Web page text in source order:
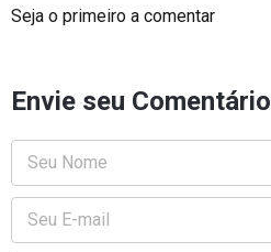
Seja o primeiro a comentar
Envie seu Comentário